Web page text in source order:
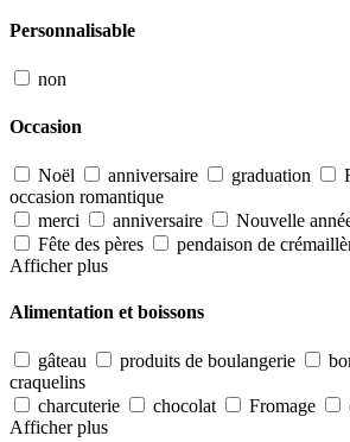
Personnalisable
non
Occasion
Noël anniversaire graduation
occasion romantique
merci
anniversaire Nouvelle
Fête des pères
pendaison de
Afficher plus
Alimentation et boissons
gâteau produits de boulangerie
craquelins
charcuterie
chocolat Fromage
Afficher plus